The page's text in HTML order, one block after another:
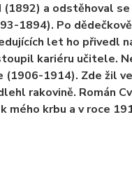
(1892) a odstěhoval
1894). Po
let ho přivedl
kariéru učitele.
(1906-1914). Zde žil
rakovině. Román
mého krbu a v roce